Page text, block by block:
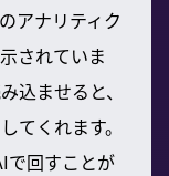
アナリティク
されていま
込ませると、
てくれます。
で回すことが